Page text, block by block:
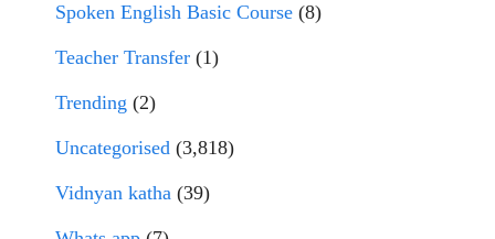
Spoken English Basic Course (8)
Teacher Transfer (1)
Trending (2)
Uncategorised (3,818)
Vidnyan katha (39)